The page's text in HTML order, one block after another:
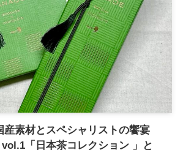
産素材とスペシャリストの饗宴
vol.1「日本茶コレクション 」と